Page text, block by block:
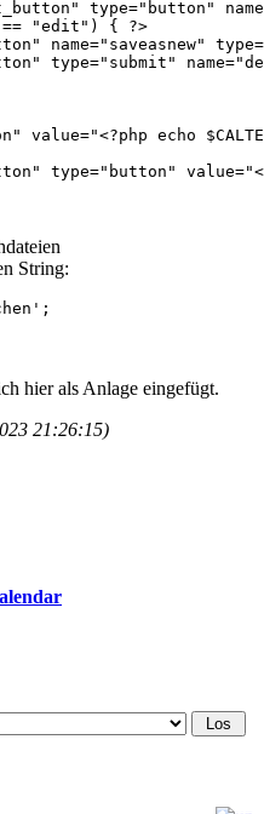
"edit") { ?>
name="saveasnew"
type="submit"
type="button"
String:
hier als Anlage eingefügt.
21:26:15)